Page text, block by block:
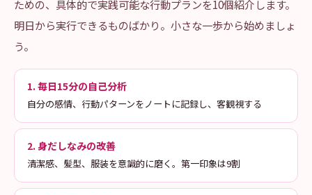
ための、具体的で実践可能な行動プランを10個紹介します。
明日から実行できるものばかり。小さな一歩から始めましょ
う。
1. 毎日15分の自己分析
自分の感情、行動パターンをノートに記録し、客観視する
2. 身だしなみの改善
清潔感、髪型、服装を意識的に磨く。第一印象は9割